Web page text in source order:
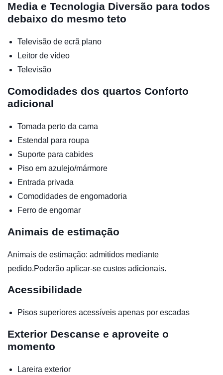
Media e Tecnologia Diversão para todos
debaixo do mesmo teto
Televisão de ecrã plano
Leitor de vídeo
Televisão
Comodidades dos quartos Conforto
adicional
Tomada perto da cama
Estendal para roupa
Suporte para cabides
Piso em azulejo/mármore
Entrada privada
Comodidades de engomadoria
Ferro de engomar
Animais de estimação
Animais de estimação: admitidos mediante
pedido.Poderão aplicar-se custos adicionais.
Acessibilidade
Pisos superiores acessíveis apenas por escadas
Exterior Descanse e aproveite o
momento
Lareira exterior